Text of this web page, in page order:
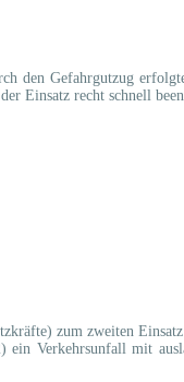
den Gefahrgutzug
Einsatz recht schnell
zum zweiten Einsatz
Verkehrsunfall mit